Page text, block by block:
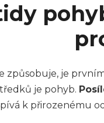
způsobuje, je
je pohyb.
k přirozenému